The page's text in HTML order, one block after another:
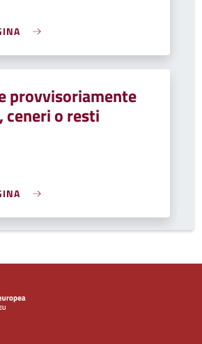
provvisoriamente
ceneri o resti